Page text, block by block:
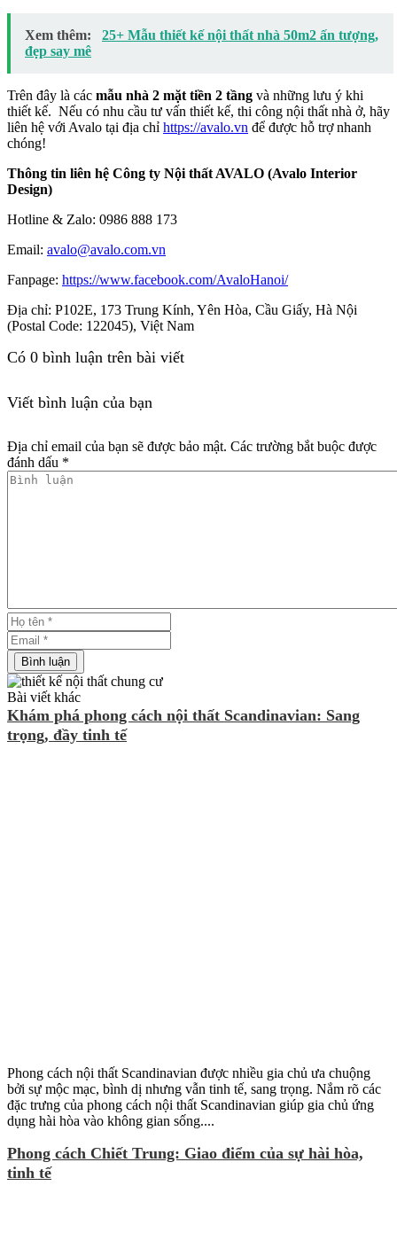
Xem thêm:
25+ Mẫu thiết kế nội thất nhà 50m2 ấn tượng,
đẹp say mê
Trên đây là các mẫu nhà 2 mặt tiền 2 tầng và những lưu ý khi
thiết kế. Nếu có nhu cầu tư vấn thiết kế, thi công nội thất nhà ở, hãy
liên hệ với Avalo tại địa chỉ https://avalo.vn để được hỗ trợ nhanh
chóng!
Thông tin liên hệ Công ty Nội thất AVALO (Avalo Interior
Design)
Hotline & Zalo: 0986 888 173
Email: avalo@avalo.com.vn
Fanpage: https://www.facebook.com/AvaloHanoi/
Địa chỉ: P102E, 173 Trung Kính, Yên Hòa, Cầu Giấy, Hà Nội
(Postal Code: 122045), Việt Nam
Có 0 bình luận trên bài viết
Viết bình luận của bạn
Địa chỉ email của bạn sẽ được bảo mật. Các trường bắt buộc được
đánh dấu *
Bài viết khác
Khám phá phong cách nội thất Scandinavian: Sang
trọng, đầy tinh tế
Phong cách nội thất Scandinavian được nhiều gia chủ ưa chuộng
bởi sự mộc mạc, bình dị nhưng vẫn tinh tế, sang trọng. Nắm rõ các
đặc trưng của phong cách nội thất Scandinavian giúp gia chủ ứng
dụng hài hòa vào không gian sống....
Phong cách Chiết Trung: Giao điểm của sự hài hòa,
tinh tế